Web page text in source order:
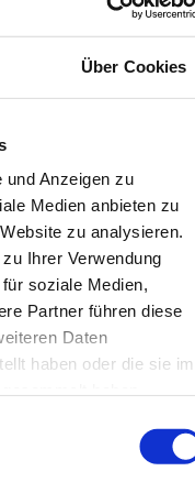
Über Cookies
Anzeigen zu
Medien anbieten zu
zu analysieren.
Ihrer Verwendung
soziale Medien,
Partner führen diese
Daten
haben oder die sie im